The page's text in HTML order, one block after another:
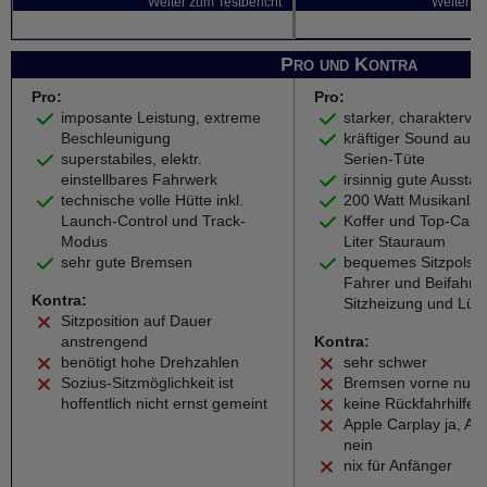
Pro und Kontra
Pro:
imposante Leistung, extreme
Beschleunigung
superstabiles, elektr.
einstellbares Fahrwerk
technische volle Hütte inkl.
Launch-Control und Track-
Modus
sehr gute Bremsen
Kontra:
Sitzposition auf Dauer
anstrengend
benötigt hohe Drehzahlen
Sozius-Sitzmöglichkeit ist
hoffentlich nicht ernst gemeint
Pro:
starker,
kräftiger Sound aus
Serien-Tüte
irsinnig gute
200 Watt
Koffer und Top-
Liter Stauraum
bequemes
Fahrer und
Sitzheizung und
Kontra:
sehr schwer
Bremsen vorne nur
keine Rückfahrhilfe
Apple Carplay ja,
nein
nix für Anfänger